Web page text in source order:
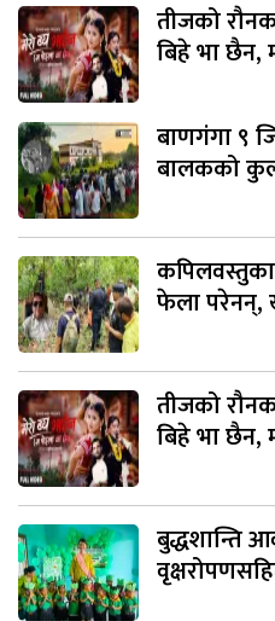
तीजको
बिहे भा छैन,
बाणगंगा ९
बालकको
फेला परेनन्,
तीजको
बिहे भा छैन,
बुद्धशान्ति